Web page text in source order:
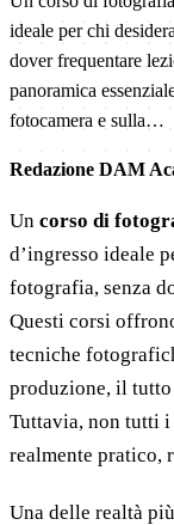
ideale per chi
dover frequentare
panoramica
fotocamera e sulla…
Redazione DAM
Un corso di
d’ingresso ideale
fotografia, senza
Questi corsi
tecniche
produzione, il
Tuttavia, non tutti
realmente pratico,
Una delle realtà